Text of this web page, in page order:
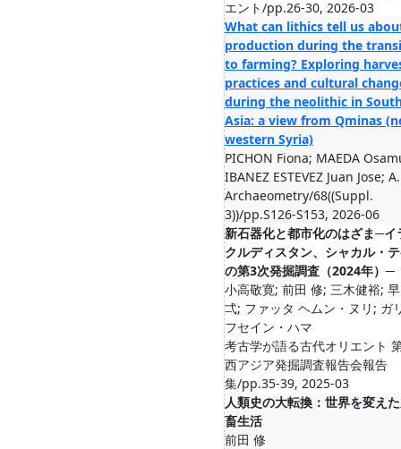
エント/pp.26-30, 2026-03
What can lithics tell us
production during the
to farming? Exploring
practices and cultural
during the neolithic in
Asia: a view from Qminas
western Syria)
PICHON Fiona; MAEDA
IBANEZ ESTEVEZ Juan Jose;
Archaeometry/68((Suppl.
3))/pp.S126-S153, 2026-06
新石器化と都市化のはざま─イ
クルディスタン、シャカル・
の第3次発掘調査（2024年）─
小高敬寛; 前田 修; 三木健裕;
弌; ファッタ ヘムン・ヌリ; ガ
フセイン・ハマ
考古学が語る古代オリエント
西アジア発掘調査報告会報告
集/pp.35-39, 2025-03
人類史の大転換：世界を変え
畜生活
前田 修